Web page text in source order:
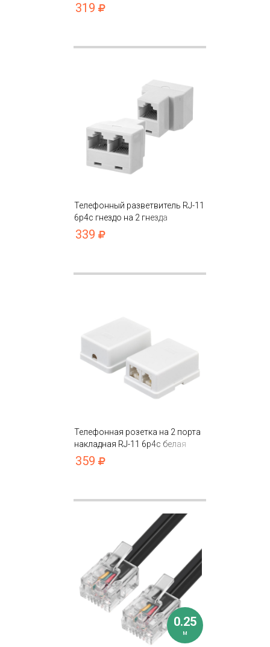
319
Телефонный разветвитель RJ-11
6p4c гнездо на 2 гнезда
339
Телефонная розетка на 2 порта
накладная RJ-11 6p4c белая
359
0.25
м